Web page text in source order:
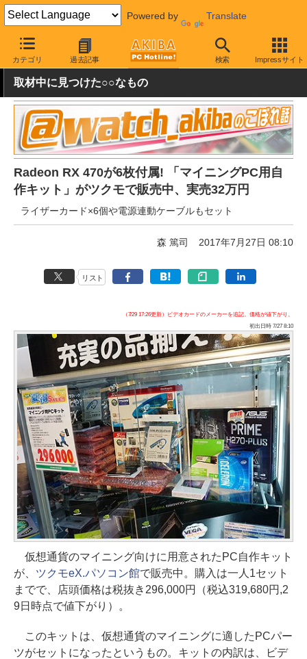
Powered by Translate
カテゴリ 過去記事 検索 Impressサイト
AKIBA PC Hotline! PCパーツ ベアボーン その他
取材中に見つけた○○なもの
Radeon RX 470が6枚付属! 「マイニングPC用自
作キット」がツクモで販売中、実売32万円
ライザーカード×6個や電源連動ケーブルもセット
森 篤司 2017年7月27日 08:10
リスト
（7/29 17:26更新）ビデオカードのメーカーを追記。価格が値下がり。
初出日時 7/27 8:10
仮想通貨のマイニング向けに用意されたPC自作キット
が、 ツクモeX.パソコン館で販売中。購入は一人1セット
までで、店頭価格は税抜き296,000円（税込319,680円,2
9日時点で値下がり）。
このキットは、仮想通貨のマイニングに適したPCパー
ツがセットになったというもの。キットの内訳は、ビデ